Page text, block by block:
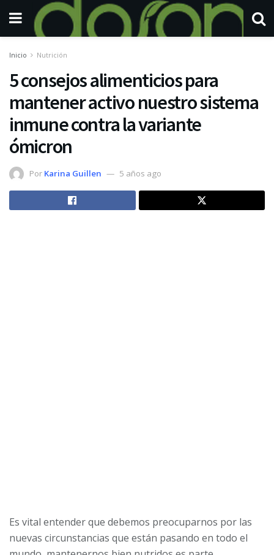
Inicio Nutrición
5 consejos alimenticios para
mantener activo nuestro sistema
inmune contra la variante
ómicron
Por Karina Guillen 5 años ago
Es vital entender que debemos preocuparnos por las
nuevas circunstancias que están pasando en todo el